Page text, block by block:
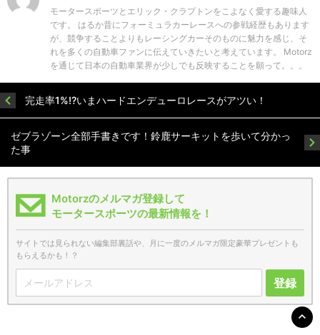
モータースポーツとエリック・クラプトンをこよなく愛する趣味人
です。 はるか昔にフォーミュラカーレースへの参戦経歴もあります
が、競争することよりもレーシングカーそのものに魅力を感じ、そ
れを多くの自動車ファンに伝えていきたいと考えています。 Motorz
を通じて日本の自動車業界が少しでも反映することを願って。。。
完走率1%!?いまハードエンデューロレースがアツい！
ゼブラゾーン全部手書きです！鈴鹿サーキットを歩いて分かっ
た事
Motorzのメルマガ登録して
モータースポーツの最新情報を！
サイトでは見られない編集部裏話や、月に一度のメルマガ限定豪華プレゼントも
もらえるかも！？
登録